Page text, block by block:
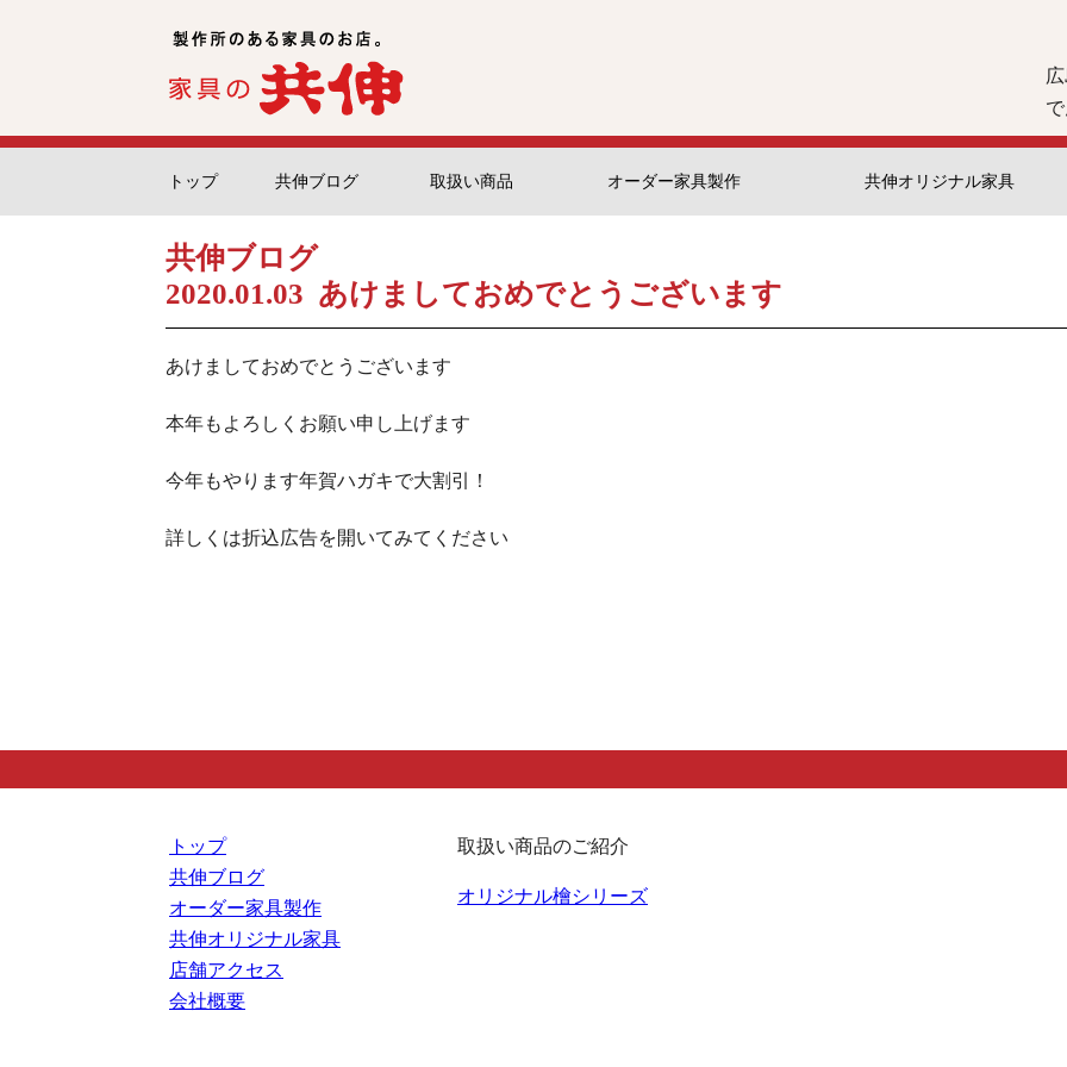
トップ 共伸ブログ 取扱い商品 オーダー家具製作 共伸オリジナル家具
共伸ブログ
2020.01.03 あけましておめでとうございます
あけましておめでとうございます
本年もよろしくお願い申し上げます
今年もやります年賀ハガキで大割引！
詳しくは折込広告を開いてみてください
トップ
共伸ブログ
オーダー家具製作
共伸オリジナル家具
店舗アクセス
会社概要
取扱い商品のご紹介
オリジナル檜シリーズ